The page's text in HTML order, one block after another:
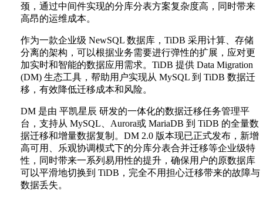
颈，通过中间件实现的分库分表方案复杂度高，同时带来
高昂的运维成本。
作为一款企业级 NewSQL 数据库，TiDB 采用计算、存储
分离的架构，可以根据业务需要进行弹性的扩展，应对更
加实时和智能的数据应用需求。TiDB 提供 Data Migration
(DM) 生态工具，帮助用户实现从 MySQL 到 TiDB 数据迁
移，有效降低迁移成本和风险。
DM 是由 平凯星辰 研发的一体化的数据迁移任务管理平
台，支持从 MySQL、Aurora或 MariaDB 到 TiDB 的全量数
据迁移和增量数据复制。DM 2.0 版本现已正式发布，新增
高可用、乐观协调模式下的分库分表合并迁移等企业级特
性，同时带来一系列易用性的提升，确保用户的原数据库
可以平滑地切换到 TiDB，完全不用担心迁移带来的故障与
数据丢失。